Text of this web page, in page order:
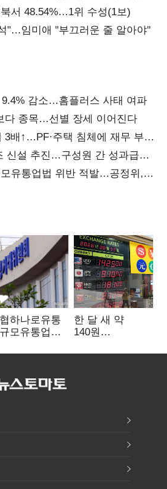
북서 48.54%…1위 수성(1보)
"…임미애 "부끄러운 줄 알아야"
감소…홈플러스 사태 여파
다 종목…선별 장세 이어진다
3배↑…PF·주택 침체에 재무 부담
신설 추진…구성원 간 성과급
유통업법 위반 적발…공정위,
하나로유통
모유통업법
위, 과징금
한 달 새 약
140원
엔저'에 원화